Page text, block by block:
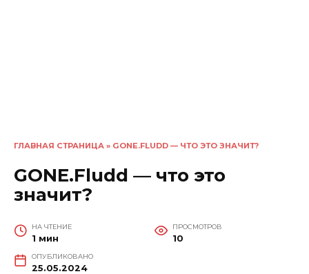
ГЛАВНАЯ СТРАНИЦА » GONE.FLUDD — ЧТО ЭТО ЗНАЧИТ?
GONE.Fludd — что это
значит?
НА ЧТЕНИЕ
1 мин
ПРОСМОТРОВ
10
ОПУБЛИКОВАНО
25.05.2024